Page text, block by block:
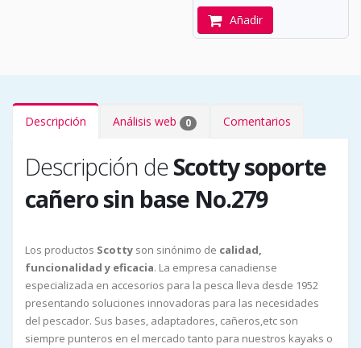
Añadir
Descripción Análisis web 0 Comentarios
Descripción deScotty soporte
cañero sin base No.279
Los productos Scotty son sinónimo de calidad,
funcionalidad y eficacia. La empresa canadiense
especializada en accesorios para la pesca lleva desde 1952
presentando soluciones innovadoras para las necesidades
del pescador. Sus bases, adaptadores, cañeros,etc son
siempre punteros en el mercado tanto para nuestros kayaks o